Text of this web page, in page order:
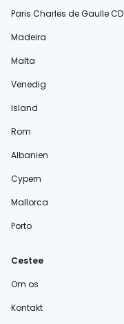
Paris Charles de Gaulle
Madeira
Malta
Venedig
Island
Rom
Albanien
Cypern
Mallorca
Porto
Cestee
Om os
Kontakt